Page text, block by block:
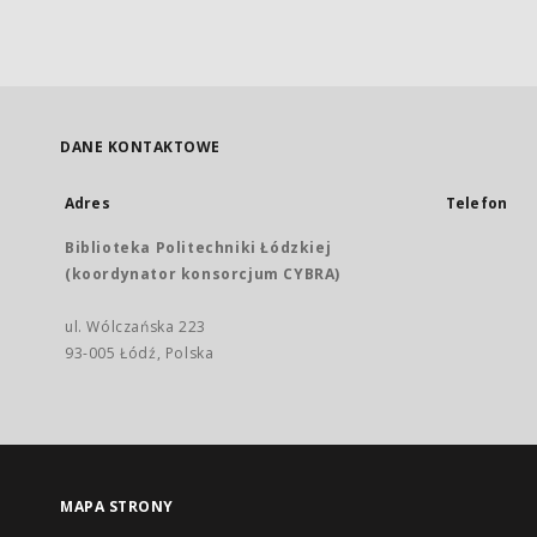
DANE KONTAKTOWE
Adres
Biblioteka Politechniki Łódzkiej
(koordynator konsorcjum CYBRA)
ul. Wólczańska 223
93-005 Łódź, Polska
Telefon
MAPA STRONY